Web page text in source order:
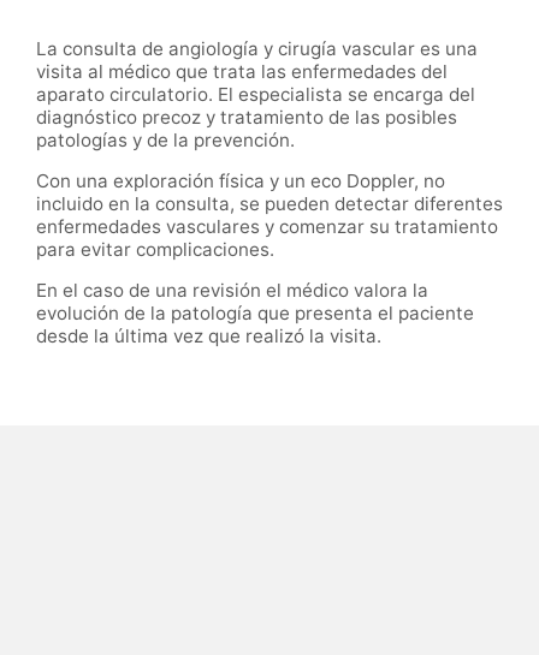
La consulta de angiología y cirugía vascular es una
visita al médico que trata las enfermedades del
aparato circulatorio. El especialista se encarga del
diagnóstico precoz y tratamiento de las posibles
patologías y de la prevención.
Con una exploración física y un eco Doppler, no
incluido en la consulta, se pueden detectar diferentes
enfermedades vasculares y comenzar su tratamiento
para evitar complicaciones.
En el caso de una revisión el médico valora la
evolución de la patología que presenta el paciente
desde la última vez que realizó la visita.